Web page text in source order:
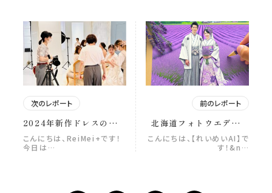
次のレポート
2024年新作ドレスのカ
タログ用撮影を行ってい
ます！
こんにちは、ReiMei+です！
今日は…
前のレポート
北海道フォトウエディン
グ
こんにちは、【れいめいAI】で
す！&n…